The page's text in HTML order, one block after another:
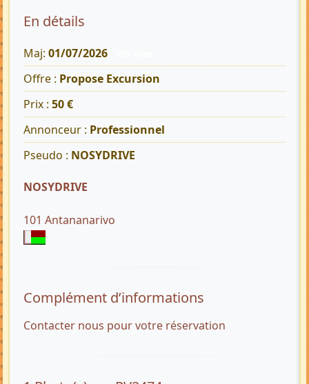
En détails
Maj: 01/07/2026
Offre : Propose Excursion
Prix : 50 €
Annonceur : Professionnel
Pseudo : NOSYDRIVE
NOSYDRIVE
101 Antananarivo
Complément d’informations
Contacter nous pour votre réservation